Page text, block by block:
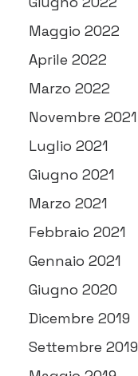
Maggio 2022
Aprile 2022
Marzo 2022
Novembre 2021
Luglio 2021
Giugno 2021
Marzo 2021
Febbraio 2021
Gennaio 2021
Giugno 2020
Dicembre 2019
Settembre 2019